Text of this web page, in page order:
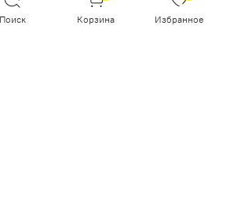
Поиск Корзина Избранное
персональных данных
что я ознакомлен и согласен с